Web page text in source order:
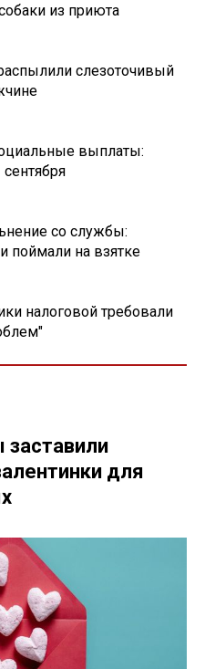
из приюта
слезоточивый
выплаты:
со службы:
поймали на взятке
налоговой требовали
для